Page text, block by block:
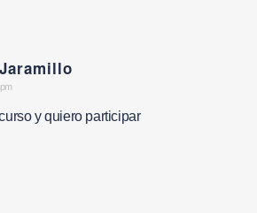
y quiero participar